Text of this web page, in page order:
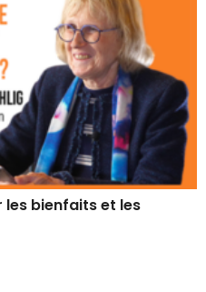
les bienfaits et les